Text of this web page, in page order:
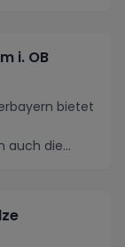
i. OB
bietet
auch die